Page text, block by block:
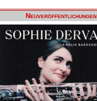
Neuveröffentlichungen